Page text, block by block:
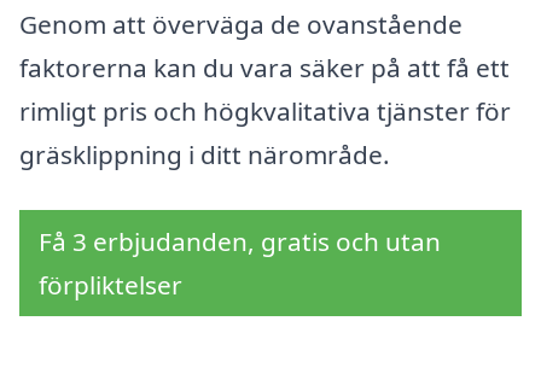
Genom att överväga de ovanstående
faktorerna kan du vara säker på att få ett
rimligt pris och högkvalitativa tjänster för
gräsklippning i ditt närområde.
Få 3 erbjudanden, gratis och utan
förpliktelser